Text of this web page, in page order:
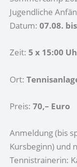
Jugendliche
Datum: 07.08.
Zeit: 5 x 15:00
Ort:
Preis: 70,– Euro
Anmeldung (bis
Kursbeginn) und
Tennistrainerin: